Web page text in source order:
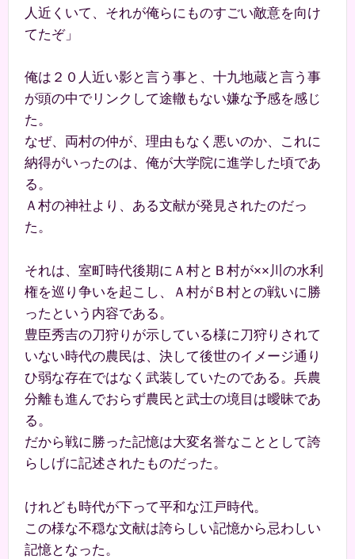
人近くいて、それが俺らにものすごい敵意を向け
てたぞ」
俺は２０人近い影と言う事と、十九地蔵と言う事
が頭の中でリンクして途轍もない嫌な予感を感じ
た。
なぜ、両村の仲が、理由もなく悪いのか、これに
納得がいったのは、俺が大学院に進学した頃であ
る。
Ａ村の神社より、ある文献が発見されたのだっ
た。
それは、室町時代後期にＡ村とＢ村が××川の水利
権を巡り争いを起こし、Ａ村がＢ村との戦いに勝
ったという内容である。
豊臣秀吉の刀狩りが示している様に刀狩りされて
いない時代の農民は、決して後世のイメージ通り
ひ弱な存在ではなく武装していたのである。兵農
分離も進んでおらず農民と武士の境目は曖昧であ
る。
だから戦に勝った記憶は大変名誉なこととして誇
らしげに記述されたものだった。
けれども時代が下って平和な江戸時代。
この様な不穏な文献は誇らしい記憶から忌わしい
記憶となった。